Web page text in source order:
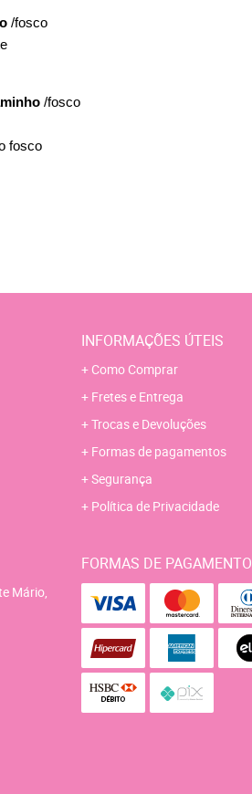
/fosco
/fosco
fosco
INFORMAÇÕES ÚTEIS
Como Comprar
Fretes e Entrega
Trocas e Devoluções
Formas de pagamentos
Segurança
Política de Privacidade
Mário,
FORMAS DE PAGAMENTO